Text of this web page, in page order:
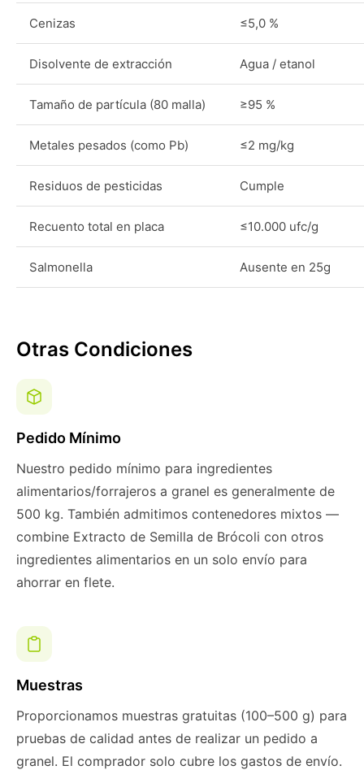
Cenizas ≤5,0 %
Disolvente de extracción Agua / etanol
Tamaño de partícula (80 malla) ≥95 %
Metales pesados (como Pb) ≤2 mg/kg
Residuos de pesticidas Cumple
Recuento total en placa ≤10.000 ufc/g
Salmonella Ausente en 25g
Otras Condiciones
Pedido Mínimo
Nuestro pedido mínimo para ingredientes
alimentarios/forrajeros a granel es generalmente de
500 kg. También admitimos contenedores mixtos —
combine Extracto de Semilla de Brócoli con otros
ingredientes alimentarios en un solo envío para
ahorrar en flete.
Muestras
Proporcionamos muestras gratuitas (100–500 g) para
pruebas de calidad antes de realizar un pedido a
granel. El comprador solo cubre los gastos de envío.